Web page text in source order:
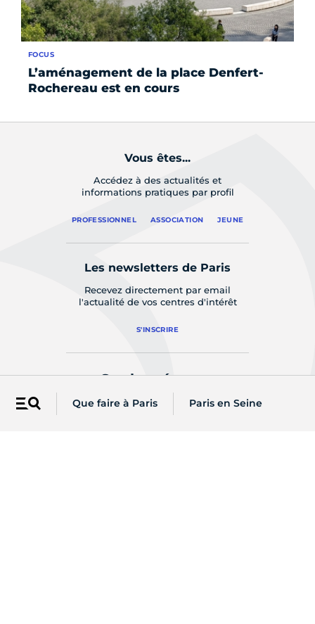
Menu Que faire à Paris Paris en Seine
L’aménagement de la place Denfert-
Rochereau est en cours
FOCUS
Vous êtes...
Accédez à des actualités et
informations pratiques par profil
PROFESSIONNEL ASSOCIATION JEUNE
Les newsletters de Paris
Recevez directement par email
l'actualité de vos centres d'intérêt
S'INSCRIRE
Sur les réseaux